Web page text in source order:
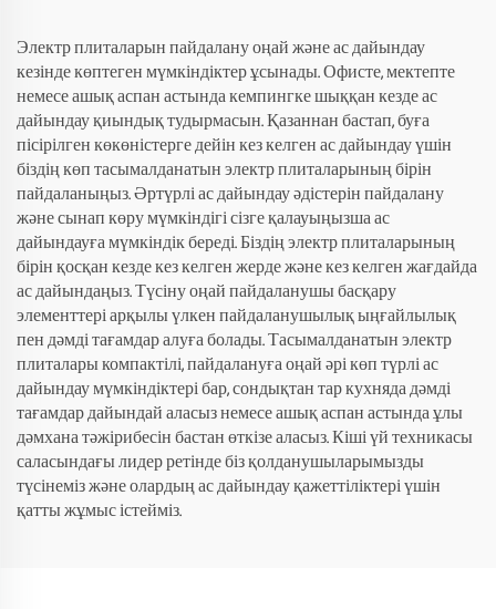
Электр плиталарын пайдалану оңай және ас дайындау
кезінде көптеген мүмкіндіктер ұсынады. Офисте, мектепте
немесе ашық аспан астында кемпингке шыққан кезде ас
дайындау қиындық тудырмасын. Қазаннан бастап, буға
пісірілген көкөністерге дейін кез келген ас дайындау үшін
біздің көп тасымалданатын электр плиталарының бірін
пайдаланыңыз. Әртүрлі ас дайындау әдістерін пайдалану
және сынап көру мүмкіндігі сізге қалауыңызша ас
дайындауға мүмкіндік береді. Біздің электр плиталарының
бірін қосқан кезде кез келген жерде және кез келген жағдайда
ас дайындаңыз. Түсіну оңай пайдаланушы басқару
элементтері арқылы үлкен пайдаланушылық ыңғайлылық
пен дәмді тағамдар алуға болады. Тасымалданатын электр
плиталары компактілі, пайдалануға оңай әрі көп түрлі ас
дайындау мүмкіндіктері бар, сондықтан тар кухняда дәмді
тағамдар дайындай аласыз немесе ашық аспан астында ұлы
дәмхана тәжірибесін бастан өткізе аласыз. Кіші үй техникасы
саласындағы лидер ретінде біз қолданушыларымызды
түсінеміз және олардың ас дайындау қажеттіліктері үшін
қатты жұмыс істейміз.